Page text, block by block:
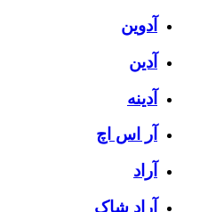
آدوین
آدین
آدینه
آر اس اچ
آراد
آراد شاک